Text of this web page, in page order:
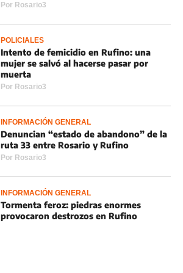
Por Rosario3
POLICIALES
Intento de femicidio en Rufino: una
mujer se salvó al hacerse pasar por
muerta
Por Rosario3
INFORMACIÓN GENERAL
Denuncian “estado de abandono” de la
ruta 33 entre Rosario y Rufino
Por Rosario3
INFORMACIÓN GENERAL
Tormenta feroz: piedras enormes
provocaron destrozos en Rufino